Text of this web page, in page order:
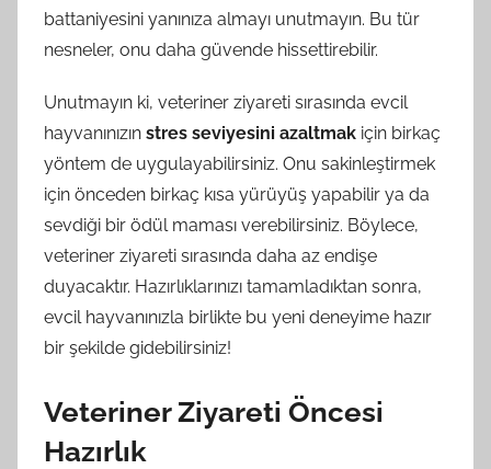
battaniyesini yanınıza almayı unutmayın. Bu tür
nesneler, onu daha güvende hissettirebilir.
Unutmayın ki, veteriner ziyareti sırasında evcil
hayvanınızın stres seviyesini azaltmak için birkaç
yöntem de uygulayabilirsiniz. Onu sakinleştirmek
için önceden birkaç kısa yürüyüş yapabilir ya da
sevdiği bir ödül maması verebilirsiniz. Böylece,
veteriner ziyareti sırasında daha az endişe
duyacaktır. Hazırlıklarınızı tamamladıktan sonra,
evcil hayvanınızla birlikte bu yeni deneyime hazır
bir şekilde gidebilirsiniz!
Veteriner Ziyareti Öncesi
Hazırlık